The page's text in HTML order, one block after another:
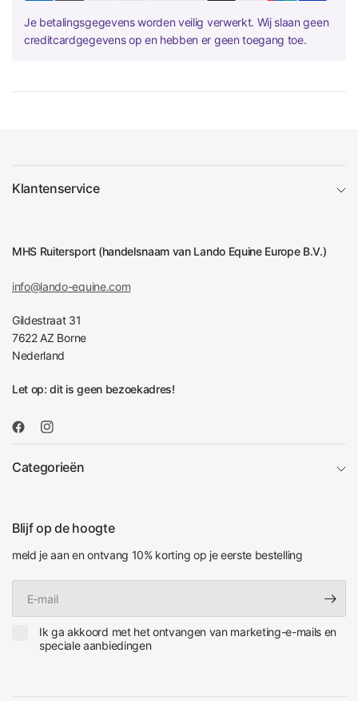
Je betalingsgegevens worden veilig verwerkt. Wij slaan geen
creditcardgegevens op en hebben er geen toegang toe.
Klantenservice
MHS Ruitersport (handelsnaam van Lando Equine Europe B.V.)
info@lando-equine.com
Gildestraat 31
7622 AZ Borne
Nederland
Let op: dit is geen bezoekadres!
Categorieën
Blijf op de hoogte
meld je aan en ontvang 10% korting op je eerste bestelling
Ik ga akkoord met het ontvangen van marketing-e-mails en
speciale aanbiedingen